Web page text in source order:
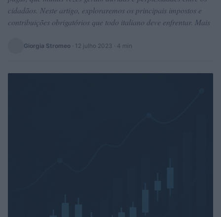
cidadãos. Neste artigo, exploraremos os principais impostos e
contribuições obrigatórios que todo italiano deve enfrentar. Mais
Giorgia Stromeo · 12 julho 2023 · 4 min